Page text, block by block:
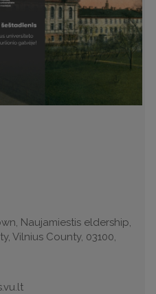
Naujamiestis eldership,
Vilnius County, 03100,